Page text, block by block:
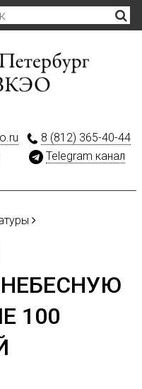
8 (812) 365-40-44
Telegram канал
100